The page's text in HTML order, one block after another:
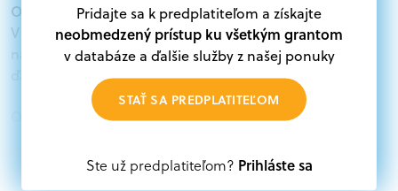
Oprávnení žiadatelia:
V databáze grantov a dotácií na portáli Grantexpert.sk
nájdete aktuálne výzvy z eurofondov, plánu obnovy a
ďalších zdrojov.
Oprávnení partneri:
subjekt, komerčný alebo nekomerčný, ako aj
mimovládne organizácie zriadené ako právnická osoba v
Pridajte sa k predplatiteľom a získajte
neobmedzený prístup ku všetkým grantom
v databáze a ďalšie služby z našej ponuky
STAŤ SA PREDPLATITEĽOM
Ste už predplatiteľom? Prihláste sa